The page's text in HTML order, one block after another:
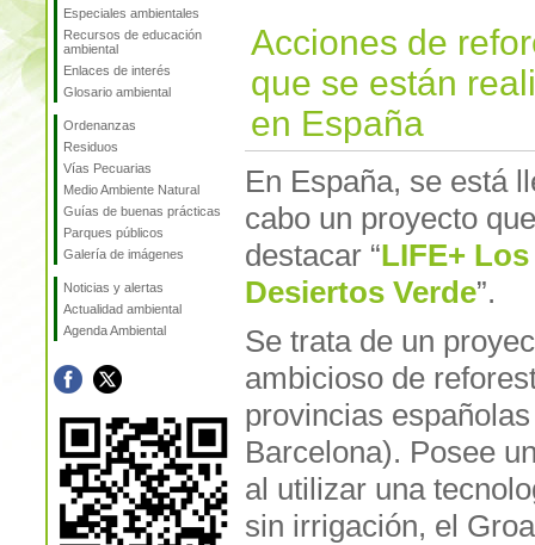
Especiales ambientales
Recursos de educación
ambiental
Enlaces de interés
Glosario ambiental
Ordenanzas
Residuos
Vías Pecuarias
Medio Ambiente Natural
Guías de buenas prácticas
Parques públicos
Galería de imágenes
Noticias y alertas
Actualidad ambiental
Agenda Ambiental
Acciones de
que se están
en España
En España, se está
cabo un proyecto
destacar “LIFE+ Los
Desiertos Verde”.
Se trata de un
ambicioso de
provincias
Barcelona). Posee
al utilizar una
sin irrigación, el